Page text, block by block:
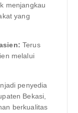
menjangkau
yang
Terus
melalui
penyedia
Bekasi,
berkualitas